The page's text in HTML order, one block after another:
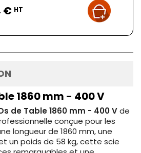
€ HT
1860 mm - 400 V
de Table 1860 mm - 400 Vde
conçue pour les
longueur de 1860 mm, une
un poids de 58 kg, cette scie